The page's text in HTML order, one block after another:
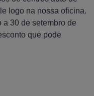
logo na nossa oficina.
30 de setembro de
que pode